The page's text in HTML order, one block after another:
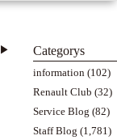
▶︎ Categorys
information (102)
Renault Club (32)
Service Blog (82)
Staff Blog (1,781)